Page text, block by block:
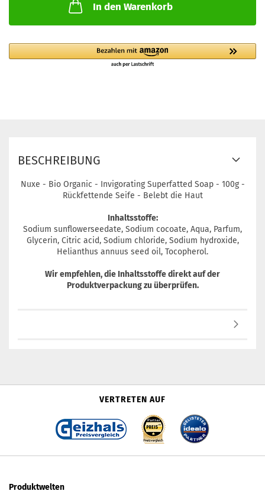
In den Warenkorb
BESCHREIBUNG
Nuxe - Bio Organic - Invigorating Superfatted Soap - 100g -
Rückfettende Seife - Belebt die Haut
Inhaltsstoffe:
Sodium sunflowerseedate, Sodium cocoate, Aqua, Parfum,
Glycerin, Citric acid, Sodium chloride, Sodium hydroxide,
Helianthus annuus seed oil, Tocopherol.
Wir empfehlen, die Inhaltsstoffe direkt auf der
Produktverpackung zu überprüfen.
VERTRETEN AUF
Produktwelten